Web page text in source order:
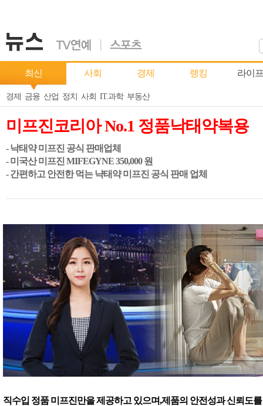
최신 사회 경제 랭킹 라이프
경제 금융 산업 정치 사회 IT.과학 부동산
미프진코리아 No.1 정품낙태약복용
- 낙태약 미프진 공식 판매업체
- 미국산 미프진 MIFEGYNE 350,000 원
- 간편하고 안전한 먹는 냑태약 미프진 공식 판매 업체
직수입 정품 미프진만을 제공하고 있으며,제품의 안전성과 신뢰도